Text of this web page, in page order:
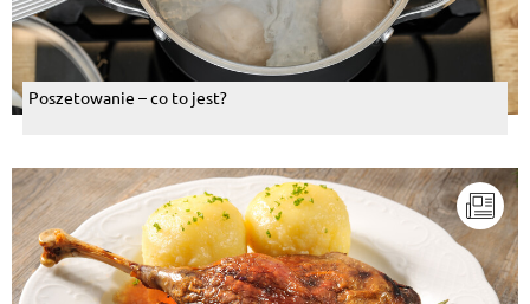
Poszetowanie – co to jest?